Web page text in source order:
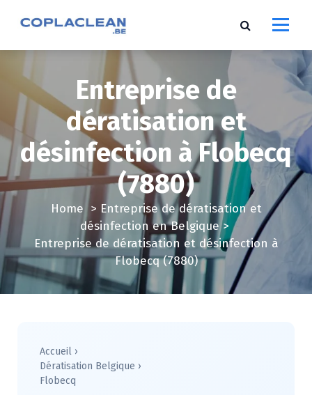
e
n
t
Entreprise de
dératisation et
désinfection à Flobecq
(7880)
Home > Entreprise de dératisation et
désinfection en Belgique>
Entreprise de dératisation et désinfection à
Flobecq (7880)
Accueil ›
Dératisation Belgique ›
Flobecq